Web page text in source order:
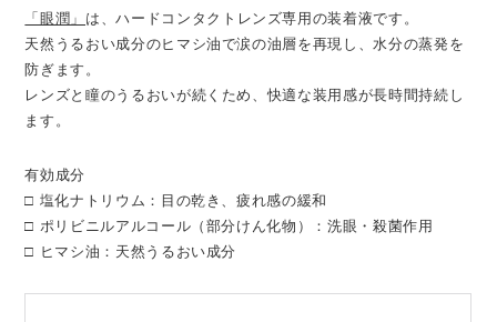
「眼潤」 は、ハードコンタクトレンズ専用の装着液です。
天然うるおい成分のヒマシ油で涙の油層を再現し、水分の蒸発を
防ぎます。
レンズと瞳のうるおいが続くため、快適な装用感が長時間持続し
ます。
有効成分
□ 塩化ナトリウム：目の乾き、疲れ感の緩和
□ ポリビニルアルコール（部分けん化物）：洗眼・殺菌作用
□ ヒマシ油：天然うるおい成分